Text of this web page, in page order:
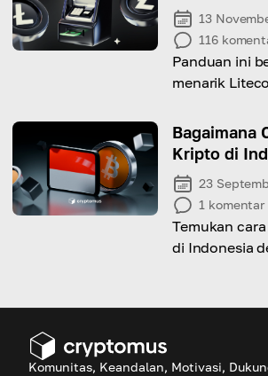
13
116
Panduan ini
menarik
yang perlu
saat
Bagaimana
Kripto di
23
1 komentar
Temukan
di Indonesia
Komunitas, Keandalan, Motivasi,